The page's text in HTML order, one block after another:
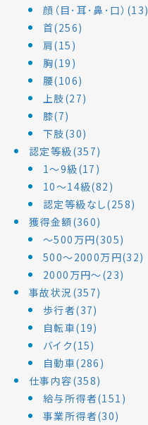
顔（目･耳･鼻･口）(13)
首(256)
肩(15)
胸(19)
腰(106)
上肢(27)
膝(7)
下肢(30)
認定等級(357)
1～9級(17)
10～14級(82)
認定等級なし(258)
獲得金額(360)
～500万円(305)
500～2000万円(32)
2000万円～(23)
事故状況(357)
歩行者(37)
自転車(19)
バイク(15)
自動車(286)
仕事内容(358)
給与所得者(151)
事業所得者(30)